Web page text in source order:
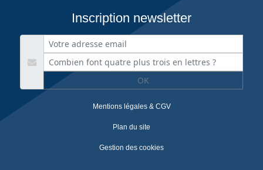
Inscription newsletter
OK
Mentions légales & CGV
Plan du site
Gestion des cookies